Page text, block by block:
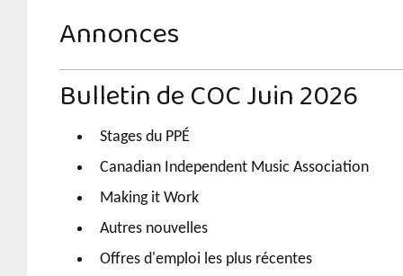
Annonces
Bulletin de COC Juin 2026
Stages du PPÉ
Canadian Independent Music Association
Making it Work
Autres nouvelles
Offres d'emploi les plus récentes